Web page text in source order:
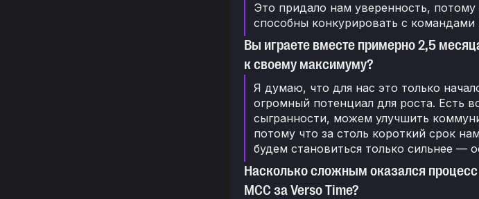
Это придало нам уверенность,
способны конкурировать с
Вы играете вместе примерно 2,5
к своему максимуму?
Я думаю, что для нас это только
огромный потенциал для роста. Есть
сыгранности, можем улучшить
потому что за столь короткий срок
будем становиться только сильнее —
Насколько сложным оказался
MCC за Verso Time?